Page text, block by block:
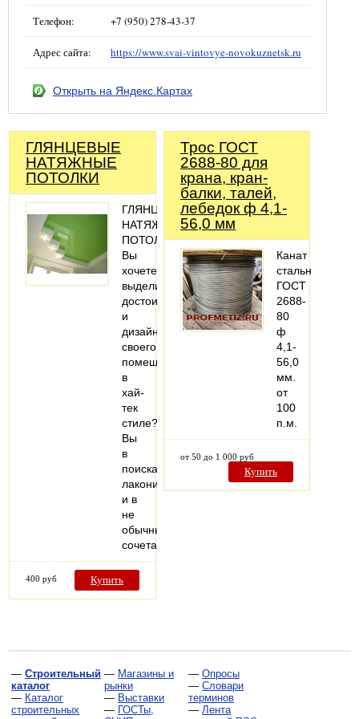
Телефон: +7 (950) 278-43-37
Адрес сайта: https://www.svai-vintovye-novokuznetsk.ru
Открыть на Яндекс.Картах
ГЛЯНЦЕВЫЕ
НАТЯЖНЫЕ
ПОТОЛКИ
ГЛЯНЦЕВЫЕ
НАТЯЖНЫЕ
ПОТОЛКИ
Вы
хочете
выделить
достоинства
и
дизайн
своего
помещения
в
хай-
тек
стиле?
Вы
в
поисках
лаконичности
и в
не
обычных
сочетанииматериалов?…
400 руб Купить
Трос ГОСТ
2688-80 для
крана, кран-
балки, талей,
лебедок ф 4,1-
56,0 мм
Канат
стальной
ГОСТ
2688-
80
ф
4,1-
56,0
мм.
от
100
п.м.
от 50 до 1 000 руб
Купить
— Строительный
каталог
— Каталог
строительных
— Магазины и
рынки
— Выставки
— ГОСТы,
— Опросы
— Словари
терминов
— Лента